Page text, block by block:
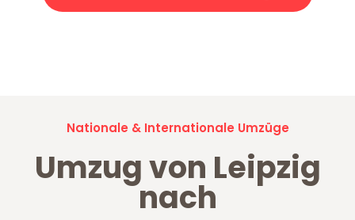
Nationale & Internationale Umzüge
Umzug von Leipzig
nach